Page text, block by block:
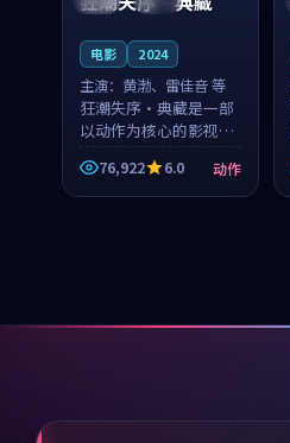
电影 2024
主演： 黄渤、雷佳音 等
狂潮失序·典藏是一部
以动作为核心的影视作
品，围绕危机、反转与
人物成长展开，整体节
奏紧凑，值得推荐观
76,922 6.0 动作